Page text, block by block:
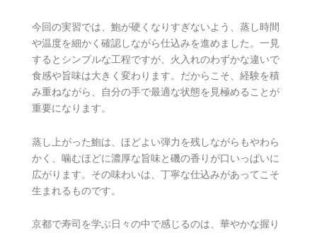
今回の実習では、鮑が硬くなりすぎないよう、蒸し時間
や温度を細かく確認しながら仕込みを進めました。一見
するとシンプルな工程ですが、火入れのわずかな違いで
食感や旨味は大きく変わります。だからこそ、経験を積
み重ねながら、自分の手で最適な状態を見極めることが
重要になります。
蒸し上がった鮑は、ほどよい弾力を残しながらもやわら
かく、噛むほどに濃厚な旨味と磯の香りが口いっぱいに
広がります。その味わいは、丁寧な仕込みがあってこそ
生まれるものです。
京都で寿司を学ぶ日々の中で感じるのは、華やかな握り